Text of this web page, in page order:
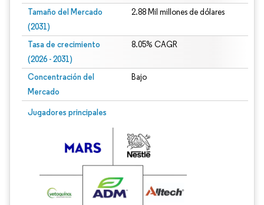
Tamaño del Mercado
(2031)
2.88 Mil millones de dólares
Tasa de crecimiento
(2026 - 2031)
8.05% CAGR
Concentración del
Mercado
Bajo
Jugadores principales
Imagen © Mordor Intelligence. El uso requiere atribución según CC BY 4.0.